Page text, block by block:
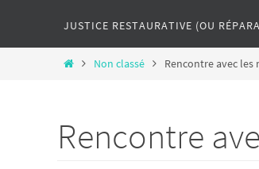
JUSTICE RESTAURATIVE (OU
HomeNon classé Rencontre avec les
Rencontre